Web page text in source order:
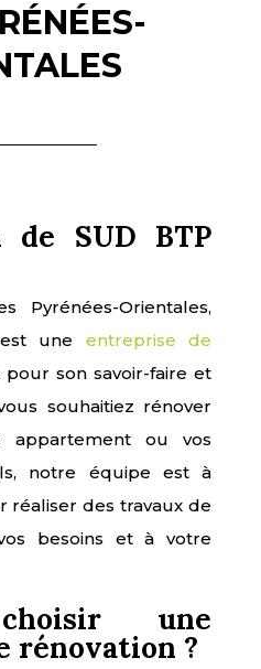
de SUD BTP
Orientales,
une entreprise de
son savoir-faire et
souhaitiez rénover
appartement ou vos
notre équipe est à
réaliser des travaux de
besoins et à votre
une
rénovation ?